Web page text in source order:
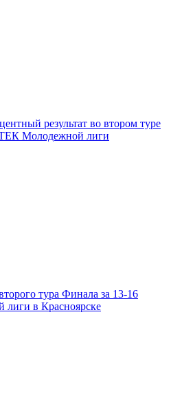
результат во втором туре
Молодежной лиги
тура Финала за 13-16
в Красноярске